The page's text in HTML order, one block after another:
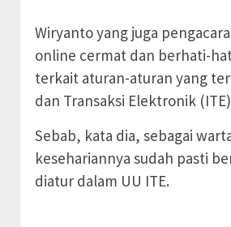
Wiryanto yang juga
online cermat dan berhati-
terkait aturan-aturan yang
dan Transaksi Elektronik
Sebab, kata dia, sebagai
kesehariannya sudah pasti
diatur dalam UU ITE.